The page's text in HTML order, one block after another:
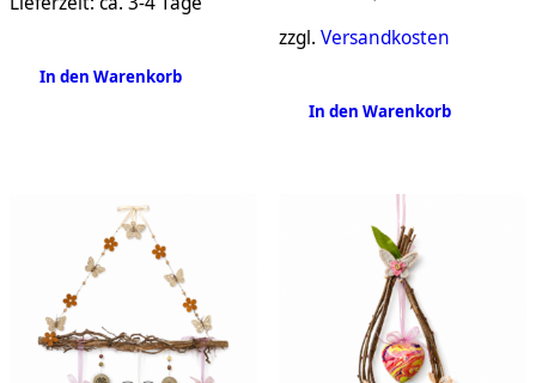
In den Warenkorb
zzgl. Versandkosten
In den Warenkorb